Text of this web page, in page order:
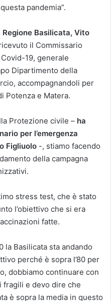
pandemia”.
Basilicata, Vito
il Commissario
19, generale
Dipartimento della
accompagnandoli per
Potenza e Matera.
Protezione civile – ha
per l’emergenza
Figliuolo -, stiamo facendo
della campagna
stress test, che è stato
l’obiettivo che si era
fatte.
la Basilicata sta andando
perché è sopra l’80 per
dobbiamo continuare con
fragili e devo dire che
è sopra la media in questo